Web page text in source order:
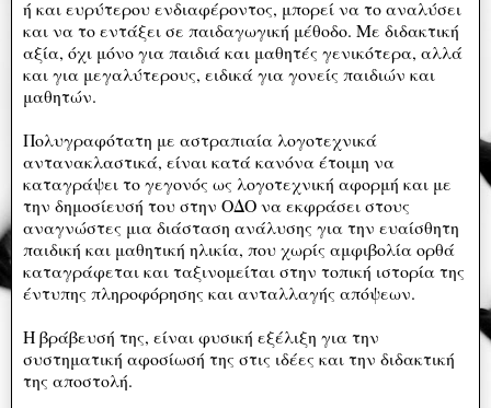
ή και ευρύτερου ενδιαφέροντος, μπορεί να το αναλύσει
και να το εντάξει σε παιδαγωγική μέθοδο. Με διδακτική
αξία, όχι μόνο για παιδιά και μαθητές γενικότερα, αλλά
και για μεγαλύτερους, ειδικά για γονείς παιδιών και
μαθητών.
Πολυγραφότατη με αστραπιαία λογοτεχνικά
αντανακλαστικά, είναι κατά κανόνα έτοιμη να
καταγράψει το γεγονός ως λογοτεχνική αφορμή και με
την δημοσίευσή του στην ΟΔΟ να εκφράσει στους
αναγνώστες μια διάσταση ανάλυσης για την ευαίσθητη
παιδική και μαθητική ηλικία, που χωρίς αμφιβολία ορθά
καταγράφεται και ταξινομείται στην τοπική ιστορία της
έντυπης πληροφόρησης και ανταλλαγής απόψεων.
Η βράβευσή της, είναι φυσική εξέλιξη για την
συστηματική αφοσίωσή της στις ιδέες και την διδακτική
της αποστολή.